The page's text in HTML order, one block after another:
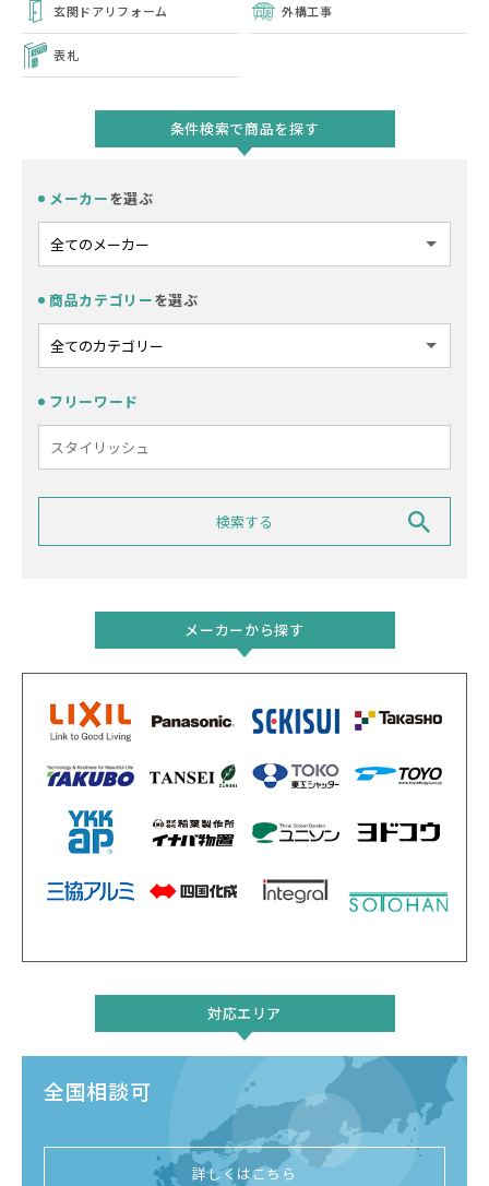
玄関ドアリフォーム 外構工事
表札
条件検索で商品を探す
メーカーを選ぶ
商品カテゴリーを選ぶ
フリーワード
メーカーから探す
対応エリア
全国相談可
詳しくはこちら